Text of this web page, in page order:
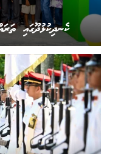
ކެނދިކުޅުދޫގައި